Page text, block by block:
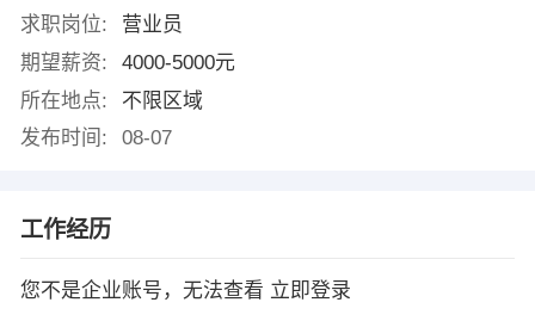
求职岗位:
营业员
期望薪资:
4000-5000元
所在地点:
不限区域
发布时间:
08-07
工作经历
您不是企业账号，无法查看 立即登录